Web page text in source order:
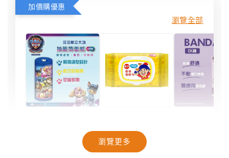
加價購優惠
瀏覽全部
筒面紙｜40抽
乖聯名款濕紙巾
｜乖乖發財巾｜
28抽/88抽
瀏覽更多